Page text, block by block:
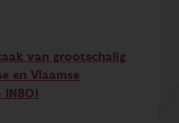
van grootschalig
en Vlaamse